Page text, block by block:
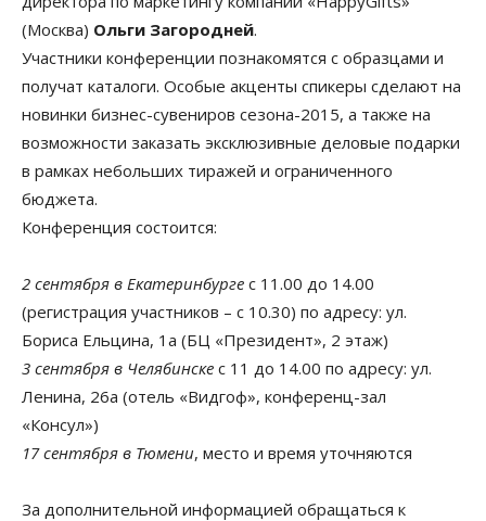
(Москва) Ольги Загородней.
Участники конференции познакомятся с образцами и
получат каталоги. Особые акценты спикеры сделают на
новинки бизнес-сувениров сезона-2015, а также на
возможности заказать эксклюзивные деловые подарки
в рамках небольших тиражей и ограниченного
бюджета.
Конференция состоится:
2 сентября в Екатеринбурге с 11.00 до 14.00
(регистрация участников – с 10.30) по адресу: ул.
Бориса Ельцина, 1а (БЦ «Президент», 2 этаж)
3 сентября в Челябинске с 11 до 14.00 по адресу: ул.
Ленина, 26а (отель «Видгоф», конференц-зал
«Консул»)
17 сентября в Тюмени, место и время уточняются
За дополнительной информацией обращаться к